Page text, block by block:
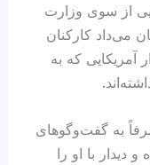
از سوی وزارت
می‌داد کارکنان
آمریکایی که به
به گفت‌وگوهای
دیدار با او را